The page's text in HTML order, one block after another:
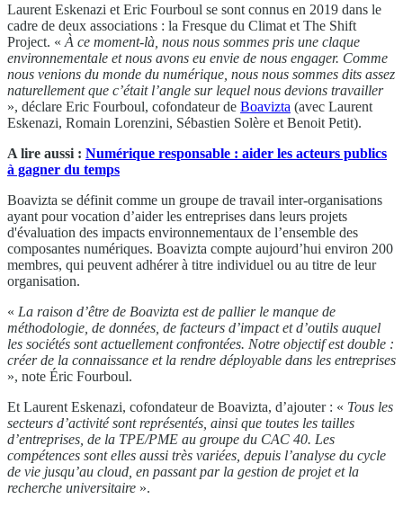
Laurent Eskenazi et Eric Fourboul se sont connus en 2019 dans le
cadre de deux associations : la Fresque du Climat et The Shift
Project. « À ce moment-là, nous nous sommes pris une claque
environnementale et nous avons eu envie de nous engager. Comme
nous venions du monde du numérique, nous nous sommes dits assez
naturellement que c’était l’angle sur lequel nous devions travailler
», déclare Eric Fourboul, cofondateur de Boavizta (avec Laurent
Eskenazi, Romain Lorenzini, Sébastien Solère et Benoit Petit).
A lire aussi : Numérique responsable : aider les acteurs publics
à gagner du temps
Boavizta se définit comme un groupe de travail inter-organisations
ayant pour vocation d’aider les entreprises dans leurs projets
d'évaluation des impacts environnementaux de l’ensemble des
composantes numériques. Boavizta compte aujourd’hui environ 200
membres, qui peuvent adhérer à titre individuel ou au titre de leur
organisation.
« La raison d’être de Boavizta est de pallier le manque de
méthodologie, de données, de facteurs d’impact et d’outils auquel
les sociétés sont actuellement confrontées. Notre objectif est double :
créer de la connaissance et la rendre déployable dans les entreprises
», note Éric Fourboul.
Et Laurent Eskenazi, cofondateur de Boavizta, d’ajouter : « Tous les
secteurs d’activité sont représentés, ainsi que toutes les tailles
d’entreprises, de la TPE/PME au groupe du CAC 40. Les
compétences sont elles aussi très variées, depuis l’analyse du cycle
de vie jusqu’au cloud, en passant par la gestion de projet et la
recherche universitaire ».